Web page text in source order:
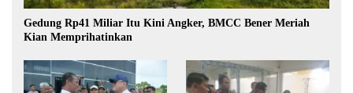
Gedung Rp41 Miliar Itu Kini Angker, BMCC Bener Meriah
Kian Memprihatinkan